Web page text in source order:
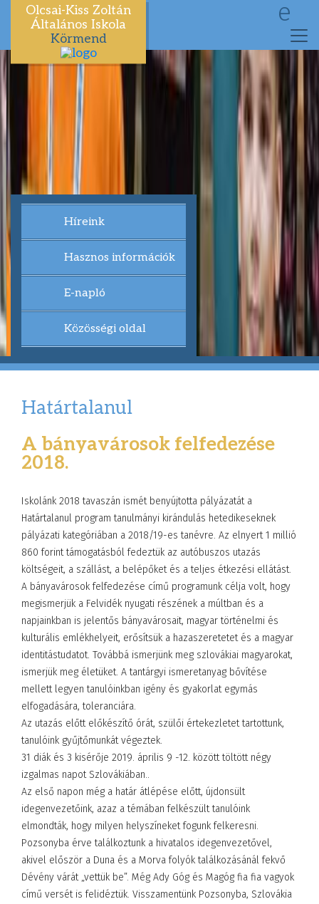
Olcsai-Kiss Zoltán
Általános Iskola
Körmend
e
Híreink
Hasznos információk
E-napló
Közösségi oldal
Határtalanul
A bányavárosok felfedezése
2018.
Iskolánk 2018 tavaszán ismét benyújtotta pályázatát a
Határtalanul program tanulmányi kirándulás hetedikeseknek
pályázati kategóriában a 2018/19-es tanévre. Az elnyert 1 millió
860 forint támogatásból fedeztük az autóbuszos utazás
költségeit, a szállást, a belépőket és a teljes étkezési ellátást.
A bányavárosok felfedezése című programunk célja volt, hogy
megismerjük a Felvidék nyugati részének a múltban és a
napjainkban is jelentős bányavárosait, magyar történelmi és
kulturális emlékhelyeit, erősítsük a hazaszeretetet és a magyar
identitástudatot. Továbbá ismerjünk meg szlovákiai magyarokat,
ismerjük meg életüket. A tantárgyi ismeretanyag bővítése
mellett legyen tanulóinkban igény és gyakorlat egymás
elfogadására, toleranciára.
Az utazás előtt előkészítő órát, szülői értekezletet tartottunk,
tanulóink gyűjtőmunkát végeztek.
31 diák és 3 kisérője 2019. április 9 -12. között töltött négy
izgalmas napot Szlovákiában..
Az első napon még a határ átlépése előtt, újdonsült
idegenvezetőink, azaz a témában felkészült tanulóink
elmondták, hogy milyen helyszíneket fogunk felkeresni.
Pozsonyba érve találkoztunk a hivatalos idegenvezetővel,
akivel először a Duna és a Morva folyók találkozásánál fekvő
Dévény várát „vettük be”. Még Ady Góg és Magóg fia fia vagyok
című versét is felidéztük. Visszamentünk Pozsonyba, Szlovákia